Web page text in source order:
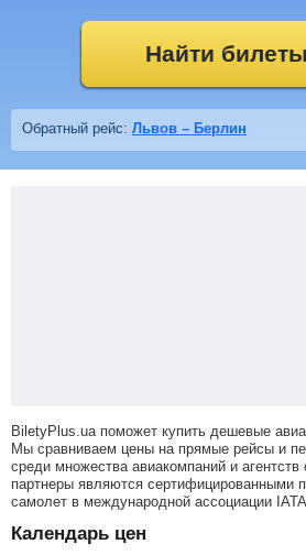
Найти билеты
Обратный рейс: Львов – Берлин
BiletyPlus.ua поможет купить дешевые
Мы сравниваем цены на прямые рейсы и
среди множества авиакомпаний и агентств
партнеры являются сертифицированными
самолет в международной ассоциации
Календарь цен